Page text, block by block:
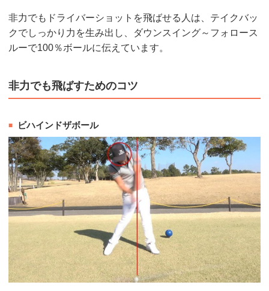
非力でもドライバーショットを飛ばせる人は、テイクバッ
クでしっかり力を生み出し、ダウンスイング～フォロース
ルーで100％ボールに伝えています。
非力でも飛ばすためのコツ
ビハインドザボール